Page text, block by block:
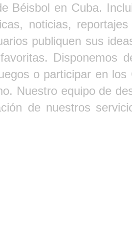
Béisbol en Cuba.
noticias,
publiquen sus
Disponemos
o participar en
Nuestro equipo de
de nuestros